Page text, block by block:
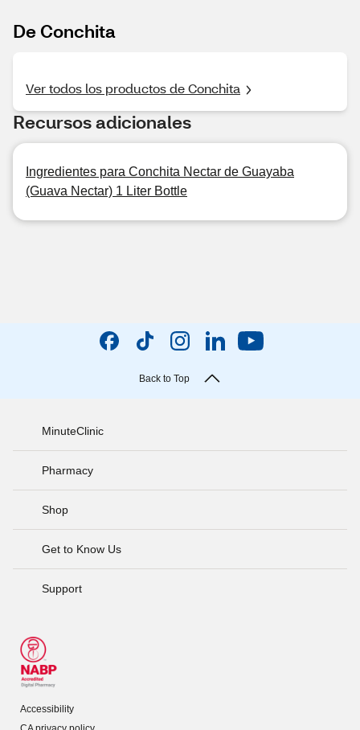
De Conchita
Ver todos los productos de Conchita
Recursos adicionales
Ingredientes para Conchita Nectar de Guayaba
(Guava Nectar) 1 Liter Bottle
Back to Top
MinuteClinic
Pharmacy
Shop
Get to Know Us
Support
Accessibility